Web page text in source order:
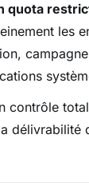
quota
les
contrôle
délivrabilité